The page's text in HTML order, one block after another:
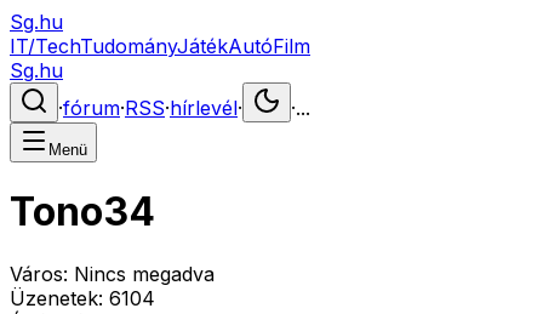
Sg.hu
IT/TechTudományJátékAutóFilm
Sg.hu
·fórum·RSS·hírlevél· ·...
Menü
Tono34
Város: Nincs megadva
Üzenetek: 6104